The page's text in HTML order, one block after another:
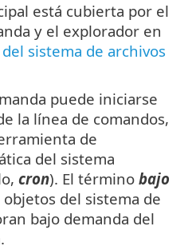
está cubierta por el
y el explorador en
sistema de archivos
puede iniciarse
la línea de comandos,
de
del sistema
cron). El término bajo
del sistema de
bajo demanda del